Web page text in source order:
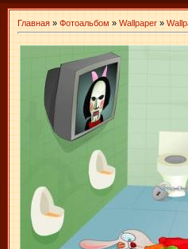
Главная » Фотоальбом » Wallpaper »